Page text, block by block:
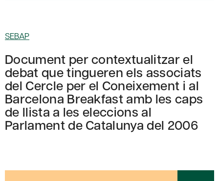
SEBAP
Document per contextualitzar el
debat que tingueren els associats
del Cercle per el Coneixement i al
Barcelona Breakfast amb les caps
de llista a les eleccions al
Parlament de Catalunya del 2006